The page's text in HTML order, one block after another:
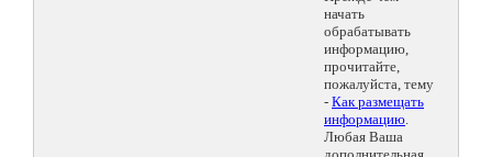
начать
обрабатывать
информацию,
прочитайте,
пожалуйста, тему
- Как размещать
информацию.
Любая Ваша